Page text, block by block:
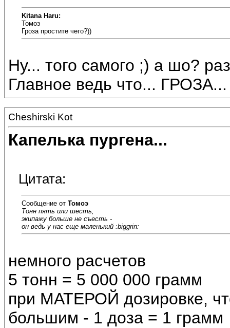
Kitana Haru:
Томоэ
Гроза простите чего?))
Ну... того самого ;) а шо?
Главное ведь что...
Cheshirski Kot
Капелька пургена...
Цитата:
Сообщение от Томоэ
Тонн пять или шесть,
экипажу больше не съесть -
он ведь у нас еще маленький :biggrin:
немного расчетов
5 тонн = 5 000 000 грамм
при МАТЕРОЙ дозировке,
большим - 1 доза = 1 грамм